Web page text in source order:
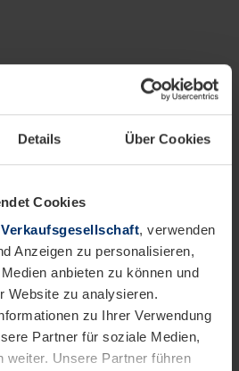
Details Über Cookies
Cookies
, verwenden
Anzeigen zu personalisieren,
anbieten zu können und
Website zu analysieren.
zu Ihrer Verwendung
Partner für soziale Medien,
weiter. Unsere Partner führen